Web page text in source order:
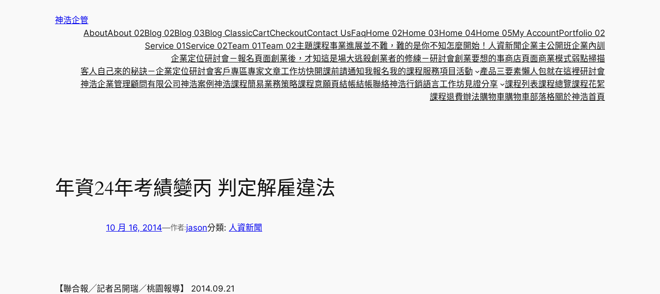
神浩企管
AboutAbout 02Blog 02Blog 03Blog ClassicCartCheckoutContact UsFaqHome 02Home 03Home 04Home 05My AccountPortfolio 02
Service 01Service 02Team 01Team 02主題課程事業進展並不難，難的是你不知怎麼開始！ 人資新聞企業主公開班企業內訓
企業定位研討會－報名頁面創業後，才知這是場大逃殺創業者的修練－研討會創業要想的事商店頁面商業模式弱點掃描
客人自己來的秘訣－企業定位研討會客戶專區專家文章工作坊快開課前請通知我報名我的課程服務項目 活動 產品三要素懶人包就在這裡研討會
神浩企業管理顧問有限公司神浩案例 神浩課程簡易業務策略課程意願頁結帳結帳聯絡神浩行銷語言工作坊見證分享 課程列表課程總覽課程花絮
課程退費辦法購物車購物車部落格關於神浩首頁
年資24年考績變丙 判定解雇違法
10 月 16, 2014—作者:jason分類: 人資新聞
【聯合報╱記者呂開瑞／桃園報導】 2014.09.21